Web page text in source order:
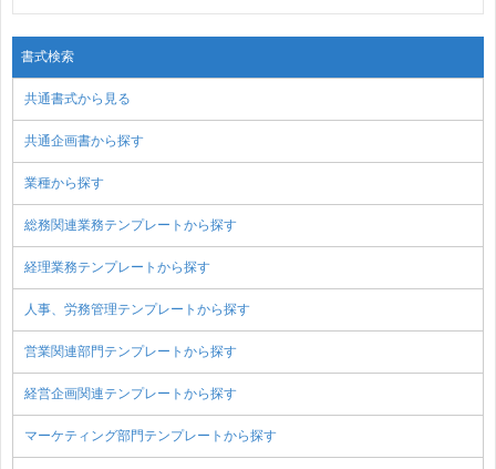
書式検索
共通書式から見る
共通企画書から探す
業種から探す
総務関連業務テンプレートから探す
経理業務テンプレートから探す
人事、労務管理テンプレートから探す
営業関連部門テンプレートから探す
経営企画関連テンプレートから探す
マーケティング部門テンプレートから探す